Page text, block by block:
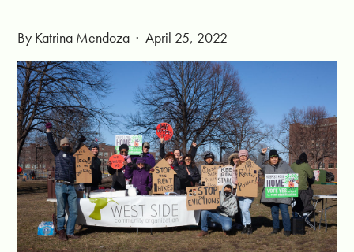
By Katrina Mendoza · April 25, 2022